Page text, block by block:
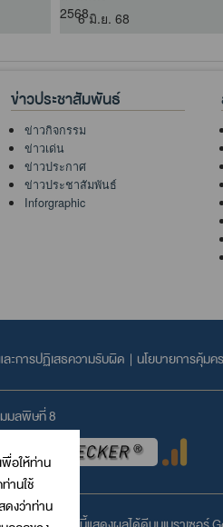
6 มิ.ย. 68
ข่าวประชาสัมพันธ์
ข่าวกิจกรรม
ข่าวเด่น
ข่าวประกาศ
ข่าวประชาสัมพันธ์
Inforgraphic
ละการปฏิเสธความรับผิด | นโยบายการคุ้ม
มลพิษที่ 8
อให้ท่าน
านใช้
ดงว่าท่าน